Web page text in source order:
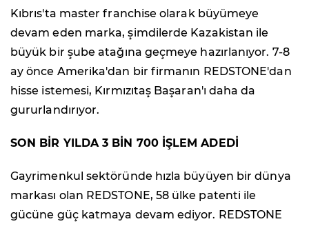
Kıbrıs'ta master franchise olarak büyümeye
devam eden marka, şimdilerde Kazakistan ile
büyük bir şube atağına geçmeye hazırlanıyor. 7-8
ay önce Amerika'dan bir firmanın REDSTONE'dan
hisse istemesi, Kırmızıtaş Başaran'ı daha da
gururlandırıyor.
SON BİR YILDA 3 BİN 700 İŞLEM ADEDİ
Gayrimenkul sektöründe hızla büyüyen bir dünya
markası olan REDSTONE, 58 ülke patenti ile
gücüne güç katmaya devam ediyor. REDSTONE